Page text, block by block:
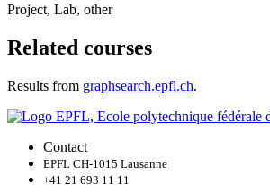
Project, Lab, other
Related courses
Results from graphsearch.epfl.ch.
Contact
EPFL CH-1015 Lausanne
+41 21 693 11 11